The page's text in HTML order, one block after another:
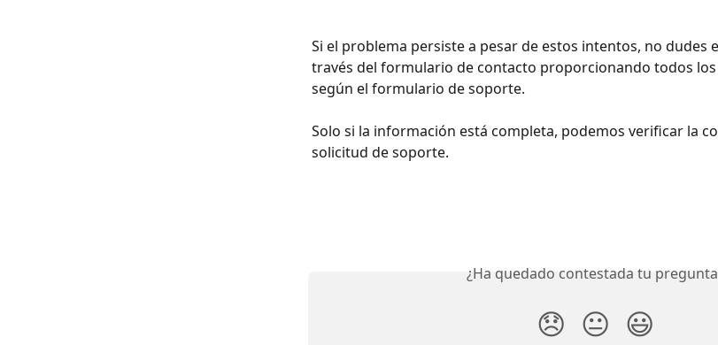
Si el problema persiste a pesar de estos intentos, no dudes
través del formulario de contacto proporcionando todos
según el formulario de soporte.
Solo si la información está completa, podemos verificar la
solicitud de soporte.
¿Ha quedado contestada tu
😞 😐 😃